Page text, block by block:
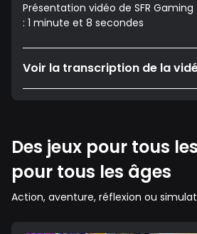
Présentation vidéo de SFR
: 1 minute et 8 secondes
Voir la transcription de la
Des jeux pour tous
pour tous les âges
Action, aventure, réflexion ou